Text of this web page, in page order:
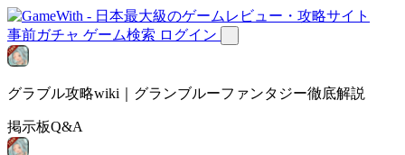
事前ガチャ ゲーム検索 ログイン
グラブル攻略wiki｜グランブルーファンタジー徹底解説
掲示板Q&A